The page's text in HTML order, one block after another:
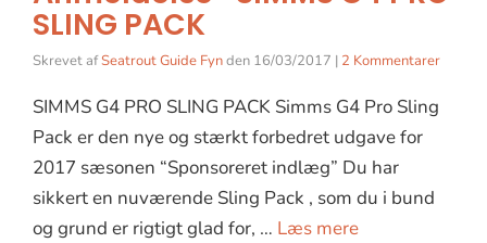
SLING PACK
Skrevet afSeatrout Guide Fynden 16/03/2017 | 2 Kommentarer
SIMMS G4 PRO SLING PACK Simms G4 Pro Sling
Pack er den nye og stærkt forbedret udgave for
2017 sæsonen “Sponsoreret indlæg” Du har
sikkert en nuværende Sling Pack , som du i bund
og grund er rigtigt glad for, … Læs mere